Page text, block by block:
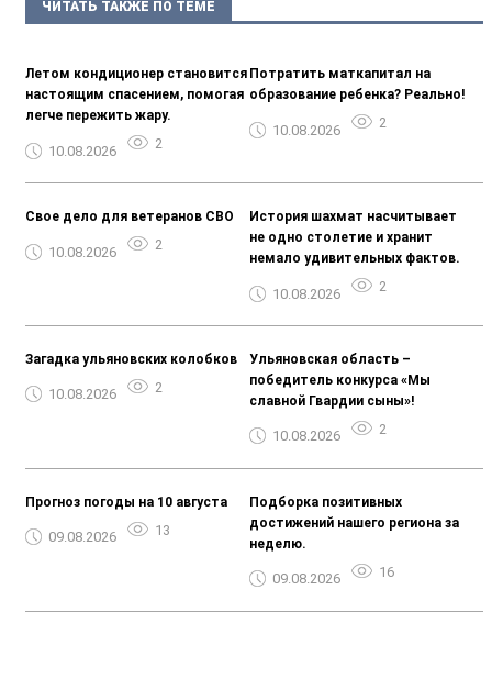
ЧИТАТЬ ТАКЖЕ ПО ТЕМЕ
Летом кондиционер становится
настоящим спасением, помогая
легче пережить жару.
10.08.2026 2
Потратить маткапитал на
образование ребенка? Реально!
10.08.2026 2
Свое дело для ветеранов СВО
10.08.2026 2
История шахмат насчитывает
не одно столетие и хранит
немало удивительных фактов.
10.08.2026 2
Загадка ульяновских колобков
10.08.2026 2
Ульяновская область –
победитель конкурса «Мы
славной Гвардии сыны»!
10.08.2026 2
Прогноз погоды на 10 августа
09.08.2026 13
Подборка позитивных
достижений нашего региона за
неделю.
09.08.2026 16